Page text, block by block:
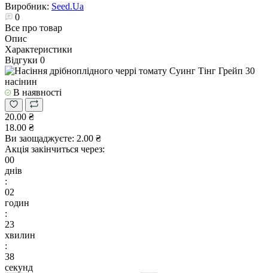
Виробник: Seed.Ua
0
Все про товар
Опис
Характеристики
Відгуки 0
В наявності
20.00 ₴
18.00 ₴
Ви заощаджуєте: 2.00 ₴
Акція закінчиться через:
00
днів
:
02
годин
:
23
хвилин
:
37
секунд